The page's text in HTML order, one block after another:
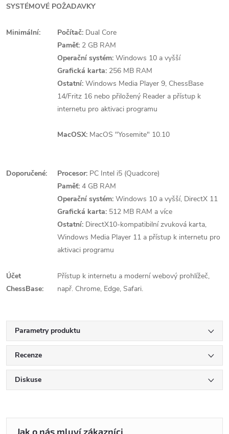
SYSTÉMOVÉ POŽADAVKY
Minimální: Počítač: Dual Core
Paměť: 2 GB RAM
Operační systém: Windows 10 a vyšší
Grafická karta: 256 MB RAM
Ostatní: Windows Media Player 9, ChessBase
14/Fritz 16 nebo přiložený Reader a přístup k
internetu pro aktivaci programu
MacOSX: MacOS "Yosemite" 10.10
Doporučené: Procesor: PC Intel i5 (Quadcore)
Paměť: 4 GB RAM
Operační systém: Windows 10 a vyšší, DirectX 11
Grafická karta: 512 MB RAM a více
Ostatní: DirectX10-kompatibilní zvuková karta,
Windows Media Player 11 a přístup k internetu pro
aktivaci programu
Účet
ChessBase:
Přístup k internetu a moderní webový prohlížeč,
např. Chrome, Edge, Safari.
Parametry produktu
Recenze
Diskuse